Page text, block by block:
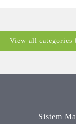
View all categories
Sistem